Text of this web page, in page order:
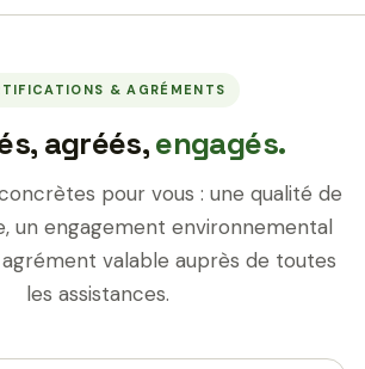
& AGRÉMENTS
agréés,engagés.
pour vous : une qualité de
un engagement environnemental
valable auprès de toutes
les assistances.